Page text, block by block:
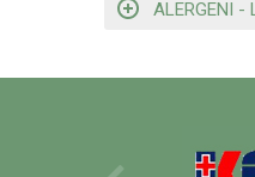
ALERGENI -